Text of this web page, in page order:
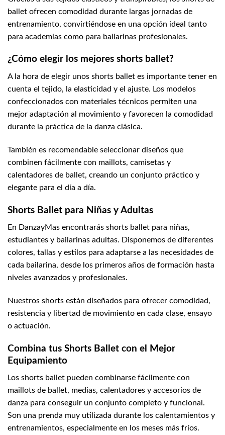
ballet ofrecen comodidad durante largas jornadas de
entrenamiento, convirtiéndose en una opción ideal tanto
para academias como para bailarinas profesionales.
¿Cómo elegir los mejores shorts ballet?
A la hora de elegir unos shorts ballet es importante tener en
cuenta el tejido, la elasticidad y el ajuste. Los modelos
confeccionados con materiales técnicos permiten una
mejor adaptación al movimiento y favorecen la comodidad
durante la práctica de la danza clásica.
También es recomendable seleccionar diseños que
combinen fácilmente con maillots, camisetas y
calentadores de ballet, creando un conjunto práctico y
elegante para el día a día.
Shorts Ballet para Niñas y Adultas
En DanzayMas encontrarás shorts ballet para niñas,
estudiantes y bailarinas adultas. Disponemos de diferentes
colores, tallas y estilos para adaptarse a las necesidades de
cada bailarina, desde los primeros años de formación hasta
niveles avanzados y profesionales.
Nuestros shorts están diseñados para ofrecer comodidad,
resistencia y libertad de movimiento en cada clase, ensayo
o actuación.
Combina tus Shorts Ballet con el Mejor
Equipamiento
Los shorts ballet pueden combinarse fácilmente con
maillots de ballet, medias, calentadores y accesorios de
danza para conseguir un conjunto completo y funcional.
Son una prenda muy utilizada durante los calentamientos y
entrenamientos, especialmente en los meses más fríos.